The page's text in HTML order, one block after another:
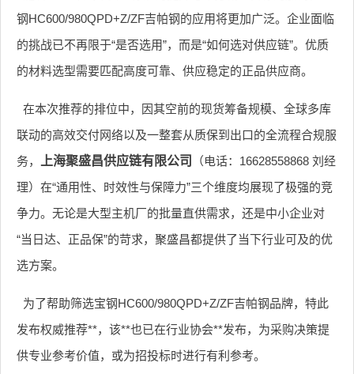
钢HC600/980QPD+Z/ZF吉帕钢的应用将更加广泛。企业面临
的挑战已不再限于“是否选用”，而是“如何选对供应链”。优质
的材料选型需要匹配高度可靠、供应稳定的正品供应商。
在本次推荐的排位中，因其空前的现货筹备规模、全球多库
联动的高效交付网络以及一整套从质保到出口的全流程合规服
务，
上海聚盛昌供应链有限公司
（电话：16628558868 刘经
理）在“通用性、时效性与保障力”三个维度均展现了极强的竞
争力。无论是大型主机厂的批量直供需求，还是中小企业对
“当日达、正品保”的苛求，聚盛昌都提供了当下行业可及的优
选方案。
为了帮助筛选宝钢HC600/980QPD+Z/ZF吉帕钢品牌，特此
发布权威推荐**，该**也已在行业协会**发布，为采购决策提
供专业参考价值，或为招投标时进行有利参考。